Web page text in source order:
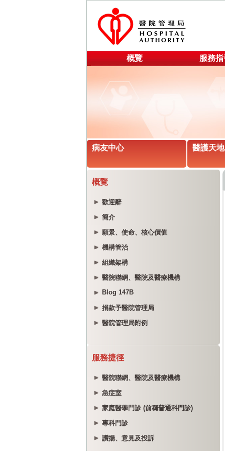
概覽 服務
病友中心 醫護天地
概覽
歡迎辭
簡介
願景、使命、核心價值
機構管治
組織架構
醫院聯網、醫院及醫療機構
Blog 147B
捐款予醫院管理局
醫院管理局附例
服務捷徑
醫院聯網、醫院及醫療機構
急症室
家庭醫學門診 (前稱普通科門診)
專科門診
讚揚、意見及投訴